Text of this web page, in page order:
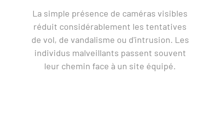
La simple présence de caméras visibles
réduit considérablement les tentatives
de vol, de vandalisme ou d'intrusion. Les
individus malveillants passent souvent
leur chemin face à un site équipé.